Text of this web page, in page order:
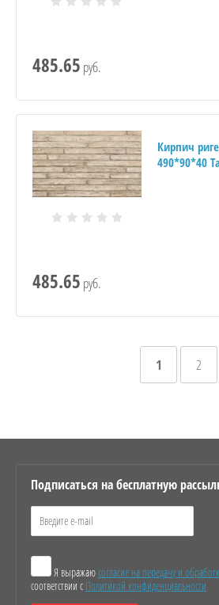
485.65 руб.
Кирпич
490*90*40
485.65 руб.
1 2
Подписаться на бесплатную
Я выражаюсогласие на передачу и
соответствии с Политикой конфиденциальности